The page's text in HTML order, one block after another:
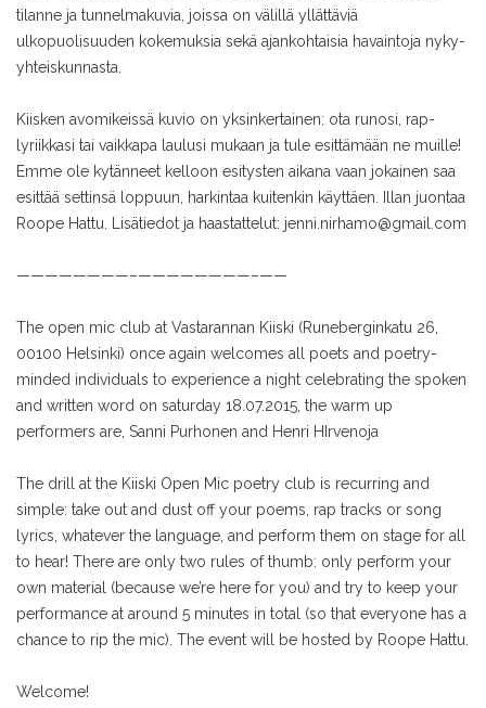
tilanne ja tunnelmakuvia, joissa on välillä yllättäviä
ulkopuolisuuden kokemuksia sekä ajankohtaisia havaintoja nyky-
yhteiskunnasta.
Kiisken avomikeissä kuvio on yksinkertainen: ota runosi, rap-
lyriikkasi tai vaikkapa laulusi mukaan ja tule esittämään ne muille!
Emme ole kytänneet kelloon esitysten aikana vaan jokainen saa
esittää settinsä loppuun, harkintaa kuitenkin käyttäen. Illan juontaa
Roope Hattu. Lisätiedot ja haastattelut: jenni.nirhamo@gmail.com
————————–————————–——
The open mic club at Vastarannan Kiiski (Runeberginkatu 26,
00100 Helsinki) once again welcomes all poets and poetry-
minded individuals to experience a night celebrating the spoken
and written word on saturday 18.07.2015, the warm up
performers are, Sanni Purhonen and Henri HIrvenoja
The drill at the Kiiski Open Mic poetry club is recurring and
simple: take out and dust off your poems, rap tracks or song
lyrics, whatever the language, and perform them on stage for all
to hear! There are only two rules of thumb: only perform your
own material (because we’re here for you) and try to keep your
performance at around 5 minutes in total (so that everyone has a
chance to rip the mic). The event will be hosted by Roope Hattu.
Welcome!